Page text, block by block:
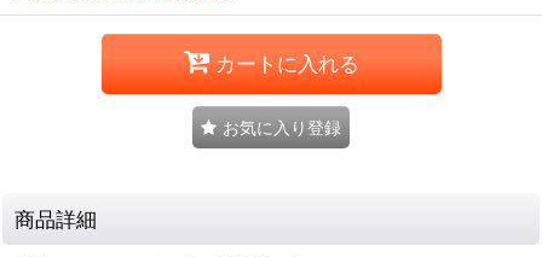
カートに入れる
お気に入り登録
商品詳細